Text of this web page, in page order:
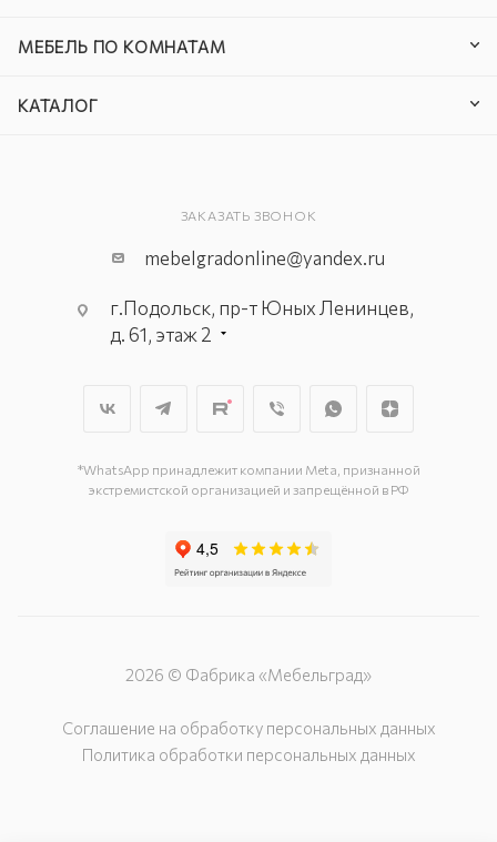
МЕБЕЛЬ ПО КОМНАТАМ
КАТАЛОГ
ЗАКАЗАТЬ ЗВОНОК
mebelgradonline@yandex.ru
г.Подольск, пр-т Юных Ленинцев,
д. 61, этаж 2
г. Подольск, ул. Станционная, д. 11
*WhatsApp принадлежит компании Meta, признанной
экстремистской организацией и запрещённой в РФ
2026 © Фабрика «Мебельград»
Соглашение на обработку персональных данных
Политика обработки персональных данных